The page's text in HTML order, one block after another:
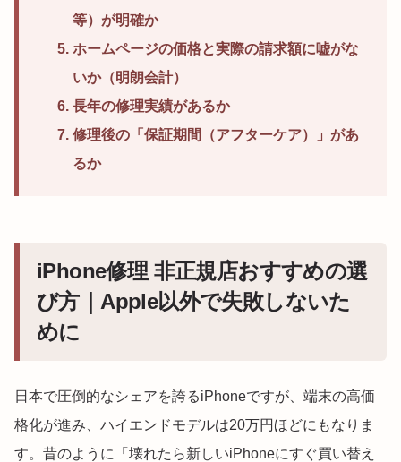
等）が明確か
ホームページの価格と実際の請求額に嘘がな
いか（明朗会計）
長年の修理実績があるか
修理後の「保証期間（アフターケア）」があ
るか
iPhone修理 非正規店おすすめの選
び方｜Apple以外で失敗しないた
めに
日本で圧倒的なシェアを誇るiPhoneですが、端末の高価
格化が進み、ハイエンドモデルは20万円ほどにもなりま
す。昔のように「壊れたら新しいiPhoneにすぐ買い替え